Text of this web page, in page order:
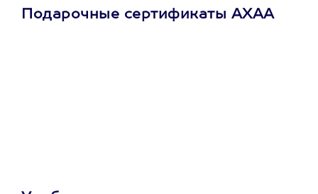
Подарочные сертификаты АХАА